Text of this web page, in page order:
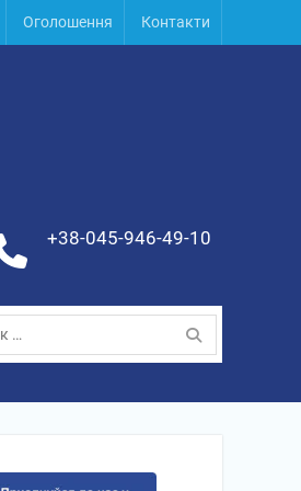
Оголошення Контакти
+38-045-946-49-10